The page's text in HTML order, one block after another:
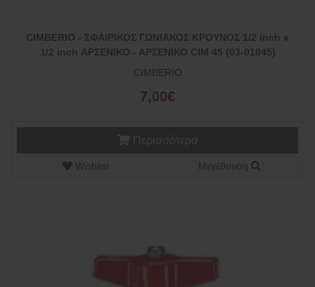
CIMBERIO - ΣΦΑΙΡΙΚΟΣ ΓΩΝΙΑΚΟΣ ΚΡΟΥΝΟΣ 1/2 inch x
1/2 inch ΑΡΣΕΝΙΚΟ - ΑΡΣΕΝΙΚΟ CIM 45 (03-01045)
CIMBERIO
7,00€
Wishlist Μεγέθυνση